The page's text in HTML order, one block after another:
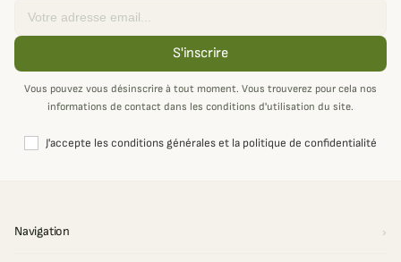
S'inscrire
Vous pouvez vous désinscrire à tout moment. Vous trouverez pour cela nos
informations de contact dans les conditions d'utilisation du site.
J'accepte les conditions générales et la politique de confidentialité
Navigation